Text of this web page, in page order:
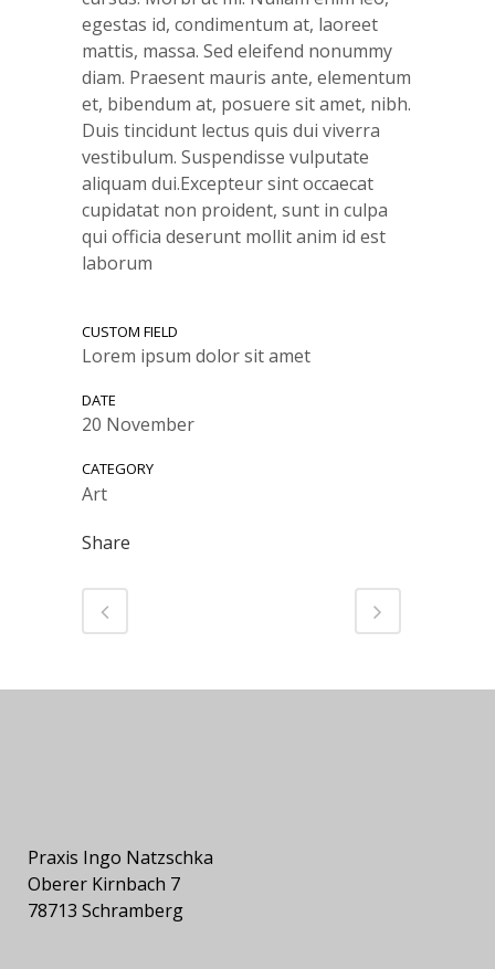
egestas id, condimentum at, laoreet
mattis, massa. Sed eleifend nonummy
diam. Praesent mauris ante, elementum
et, bibendum at, posuere sit amet, nibh.
Duis tincidunt lectus quis dui viverra
vestibulum. Suspendisse vulputate
aliquam dui.Excepteur sint occaecat
cupidatat non proident, sunt in culpa
qui officia deserunt mollit anim id est
laborum
CUSTOM FIELD
Lorem ipsum dolor sit amet
DATE
20 November
CATEGORY
Art
Share
Praxis Ingo Natzschka
Oberer Kirnbach 7
78713 Schramberg